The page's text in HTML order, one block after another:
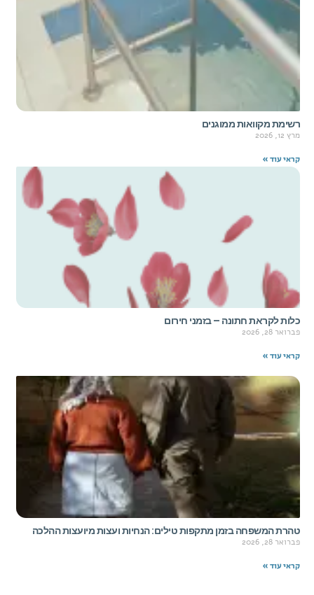
רשימת מקוואות ממוגנים
מרץ 12, 2026
קראי עוד »
כלות לקראת חתונה – בזמני חירום
פברואר 28, 2026
קראי עוד »
טהרת המשפחה בזמן מתקפות טילים: הנחיות ועצות מיועצות ההלכה
פברואר 28, 2026
קראי עוד »